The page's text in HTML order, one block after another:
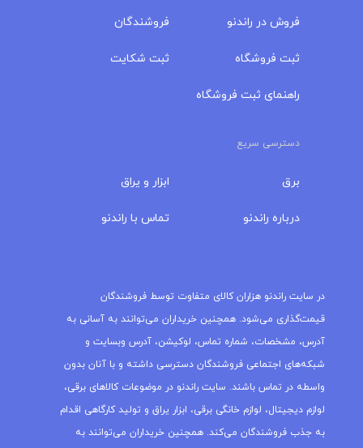
فروش در راندنو
ثبت فروشگاه
راهنمای ثبت فروشگاه
فروشندگان
ثبت شکایت
دسترسی سریع
برق
درباره‌ راندنو
ابزار و یراق
تماس با راندنو
در سایت راندنو هزاران کالای متفاوت توسط فروشندگان
قیمت‌گذاری می‌شود. همچنین خریداران می‌توانند به آسانی به
آدرس، مشخصات، شماره تماس، لوکیشن، آدرس وبسایت و
شبکه‌های اجتماعی فروشندگان دسترسی داشته و با آنان بدون
واسطه در تماس باشند. سایت راندنو در موضوعات کالاهای برقی،
لوازم دیجیتال، لوازم خانگی برقی، ابزار یراق و تولید کارگاهی اقدام
به جذب فروشندگان می‌کند. همچنین خریداران می‌توانند به